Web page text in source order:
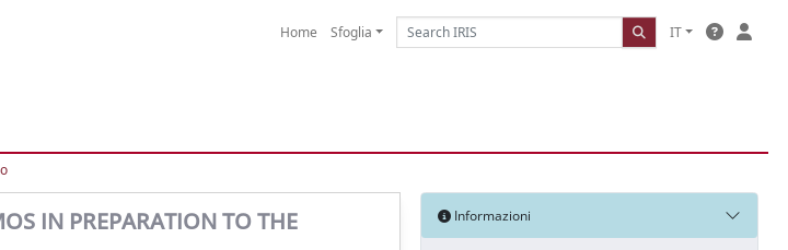
Home Sfoglia IT
IN PREPARATION TO THE
Informazioni